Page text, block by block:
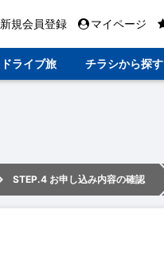
新規会員登録 マイページ
ドライブ旅 チラシから探す
STEP.4 お申し込み内容の確認